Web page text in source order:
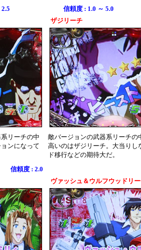
信頼度 : 1.0 ～ 5.0
ザジリーチ
リーチの中
ンになって
信頼度 : 2.0
敵バージョンの武器系リーチの
高いのはザジリーチ。大当りし
ド移行などの期待大だ。
ヴァッシュ＆ウルフウッドリ